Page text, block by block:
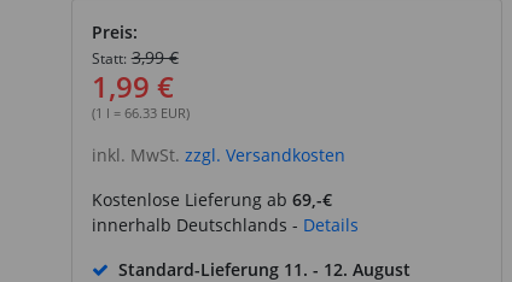
Preis:
Statt: 3,99 €
1,99 €
(1 l = 66.33 EUR)
inkl. MwSt. zzgl. Versandkosten
Kostenlose Lieferung ab 69,-€
innerhalb Deutschlands - Details
Standard-Lieferung 11. - 12. August